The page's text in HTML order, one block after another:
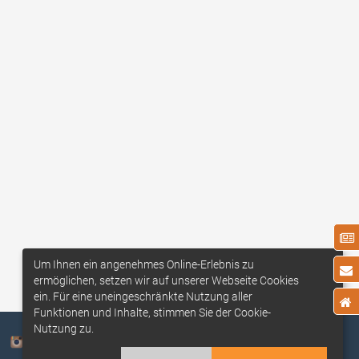
Um Ihnen ein angenehmes Online-Erlebnis zu
ermöglichen, setzen wir auf unserer Webseite Cookies
ein. Für eine uneingeschränkte Nutzung aller
Funktionen und Inhalte, stimmen Sie der Cookie-
Nutzung zu.